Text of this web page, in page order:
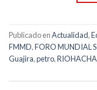
Publicado enActualidad,
FMMD,FORO MUNDIAL
Guajira,petro,RIOHACHA